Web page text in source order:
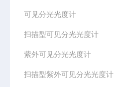
可见分光光度计
扫描型可见分光光度计
紫外可见分光光度计
扫描型紫外可见分光光度计